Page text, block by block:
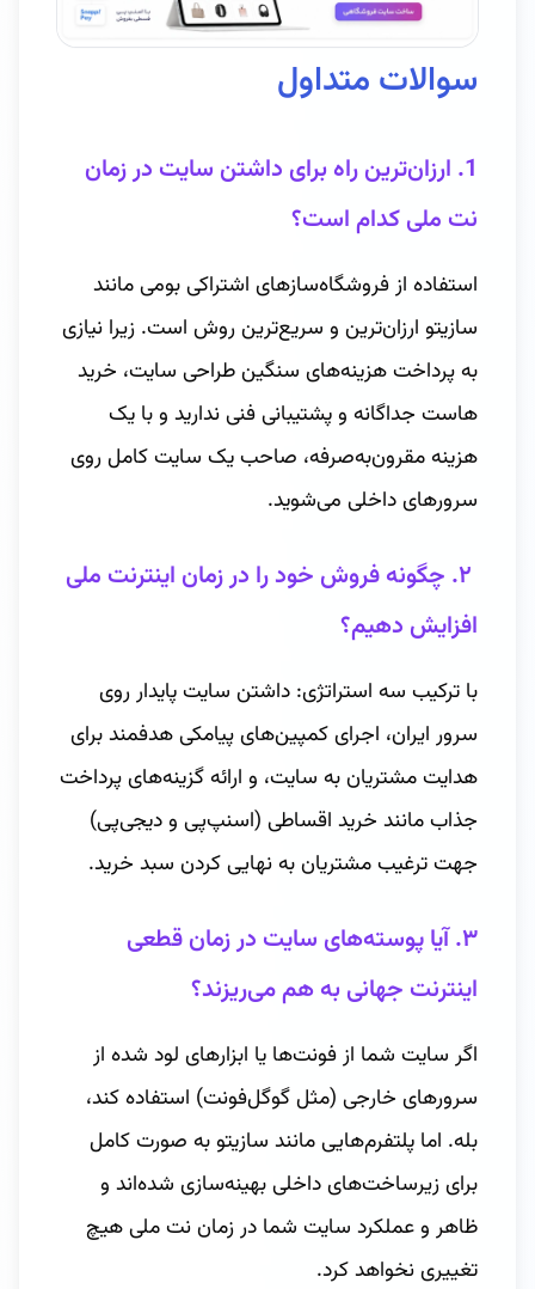
سوالات متداول
1. ارزان‌ترین راه برای داشتن سایت در زمان
نت ملی کدام است؟
استفاده از فروشگاه‌سازهای اشتراکی بومی مانند
سازیتو ارزان‌ترین و سریع‌ترین روش است. زیرا نیازی
به پرداخت هزینه‌های سنگین طراحی سایت، خرید
هاست جداگانه و پشتیبانی فنی ندارید و با یک
هزینه مقرون‌به‌صرفه، صاحب یک سایت کامل روی
سرورهای داخلی می‌شوید.
۲. چگونه فروش خود را در زمان اینترنت ملی
افزایش دهیم؟
با ترکیب سه استراتژی: داشتن سایت پایدار روی
سرور ایران، اجرای کمپین‌های پیامکی هدفمند برای
هدایت مشتریان به سایت، و ارائه گزینه‌های پرداخت
جذاب مانند خرید اقساطی (اسنپ‌پی و دیجی‌پی)
جهت ترغیب مشتریان به نهایی کردن سبد خرید.
۳. آیا پوسته‌های سایت در زمان قطعی
اینترنت جهانی به هم می‌ریزند؟
اگر سایت شما از فونت‌ها یا ابزارهای لود شده از
سرورهای خارجی (مثل گوگل‌فونت) استفاده کند،
بله. اما پلتفرم‌هایی مانند سازیتو به صورت کامل
برای زیرساخت‌های داخلی بهینه‌سازی شده‌اند و
ظاهر و عملکرد سایت شما در زمان نت ملی هیچ
تغییری نخواهد کرد.